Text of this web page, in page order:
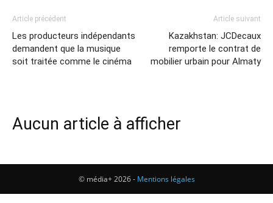
Article précédent
Les producteurs indépendants
demandent que la musique
soit traitée comme le cinéma
Article suivant
Kazakhstan: JCDecaux
remporte le contrat de
mobilier urbain pour Almaty
Aucun article à afficher
© média+ 2026 - Mentions légales